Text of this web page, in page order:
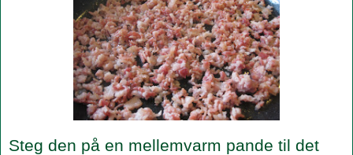
Steg den på en mellemvarm pande til det